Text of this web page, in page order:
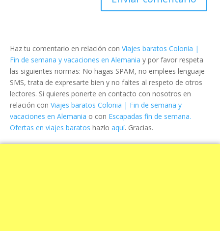
Haz tu comentario en relación con Viajes baratos Colonia |
Fin de semana y vacaciones en Alemania y por favor respeta
las siguientes normas: No hagas SPAM, no emplees lenguaje
SMS, trata de expresarte bien y no faltes al respeto de otros
lectores. Si quieres ponerte en contacto con nosotros en
relación con Viajes baratos Colonia | Fin de semana y
vacaciones en Alemania o con Escapadas fin de semana.
Ofertas en viajes baratos hazlo aquí. Gracias.